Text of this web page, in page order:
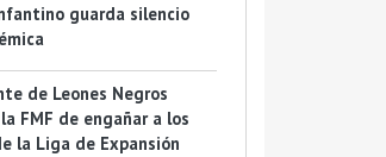
guarda silencio
de Leones Negros
FMF de engañar a los
la Liga de Expansión